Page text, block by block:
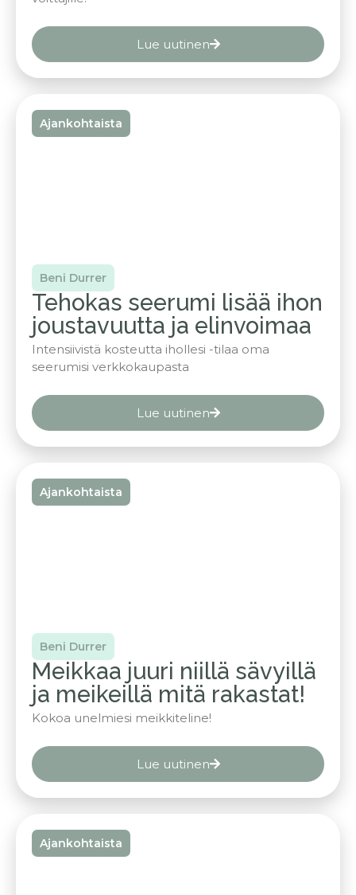
Lue uutinen
Ajankohtaista
Beni Durrer
Tehokas seerumi lisää ihon
joustavuutta ja elinvoimaa
Intensiivistä kosteutta ihollesi -tilaa oma
seerumisi verkkokaupasta
Lue uutinen
Ajankohtaista
Beni Durrer
Meikkaa juuri niillä sävyillä
ja meikeillä mitä rakastat!
Kokoa unelmiesi meikkiteline!
Lue uutinen
Ajankohtaista